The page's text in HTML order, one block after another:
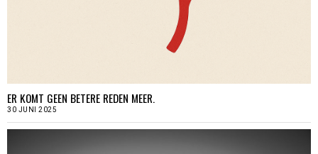
ER KOMT GEEN BETERE REDEN MEER.
30 JUNI 2025